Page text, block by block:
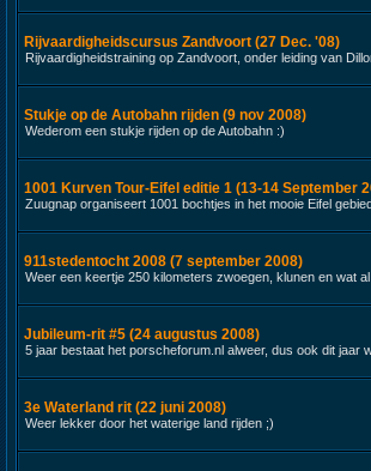
Rijvaardigheidscursus Zandvoort (27 Dec. '08)
Rijvaardigheidstraining op Zandvoort, onder leiding van
Stukje op de Autobahn rijden (9 nov 2008)
Wederom een stukje rijden op de Autobahn :)
1001 Kurven Tour-Eifel editie 1 (13-14 September
Zuugnap organiseert 1001 bochtjes in het mooie Eifel
911stedentocht 2008 (7 september 2008)
Weer een keertje 250 kilometers zwoegen, klunen en wat
Jubileum-rit #5 (24 augustus 2008)
5 jaar bestaat het porscheforum.nl alweer, dus ook dit jaar
3e Waterland rit (22 juni 2008)
Weer lekker door het waterige land rijden ;)